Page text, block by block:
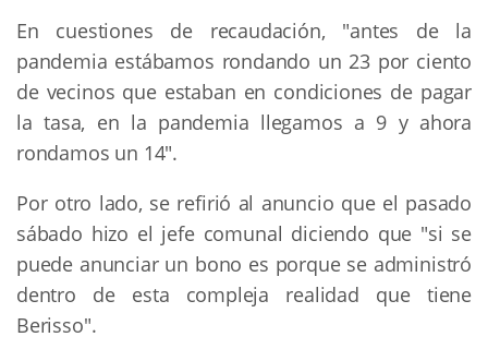
En cuestiones de recaudación, "antes de la
pandemia estábamos rondando un 23 por ciento
de vecinos que estaban en condiciones de pagar
la tasa, en la pandemia llegamos a 9 y ahora
rondamos un 14".
Por otro lado, se refirió al anuncio que el pasado
sábado hizo el jefe comunal diciendo que "si se
puede anunciar un bono es porque se administró
dentro de esta compleja realidad que tiene
Berisso".